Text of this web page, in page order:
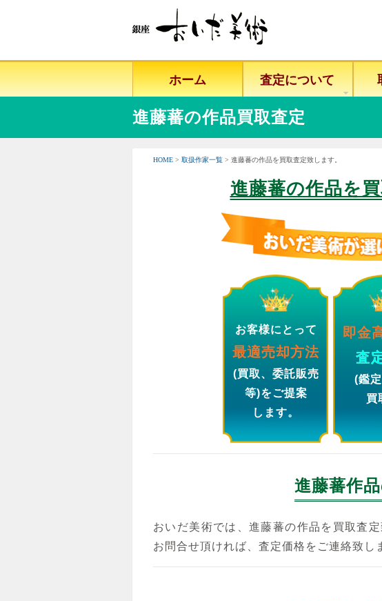
ホーム 査定について
進藤蕃の作品買取査定
HOME > 取扱作家一覧 > 進藤蕃の作品を買取査定致します。
進藤蕃の作品を
お客様にとって
最適売却方法
(買取、委託販売
等)をご提案
します。
即金
査
(鑑
買
進藤蕃作
おいだ美術では、進藤蕃の作品を買取査
お問合せ頂ければ、査定価格をご連絡致し